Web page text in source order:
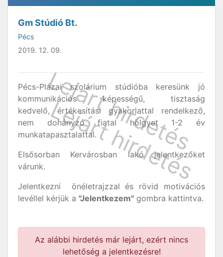
Gm Stúdió Bt.
Pécs
2019. 12. 09.
Pécs-Plázai szolárium stúdióba keresünk jó
kommunikációs képességű, tisztaság
kedvelő, értékesítási gyakorlattal rendelkező,
nem dohányzó fiatal hölgyet 1-2 év
munkatapasztalattal.
Elsősorban Kervárosban lakó jelentkezőket
várunk.
Jelentkezni önéletrajzzal és rövid motivációs
levéllel kérjük a "Jelentkezem" gombra kattintva.
Az alábbi hirdetés már lejárt, ezért nincs
lehetőség a jelentkezésre!